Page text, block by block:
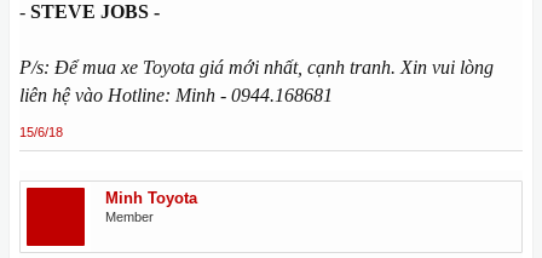
- STEVE JOBS -
P/s: Để mua xe Toyota giá mới nhất, cạnh tranh. Xin vui lòng
liên hệ vào Hotline: Minh - 0944.168681
15/6/18
Minh Toyota
Member